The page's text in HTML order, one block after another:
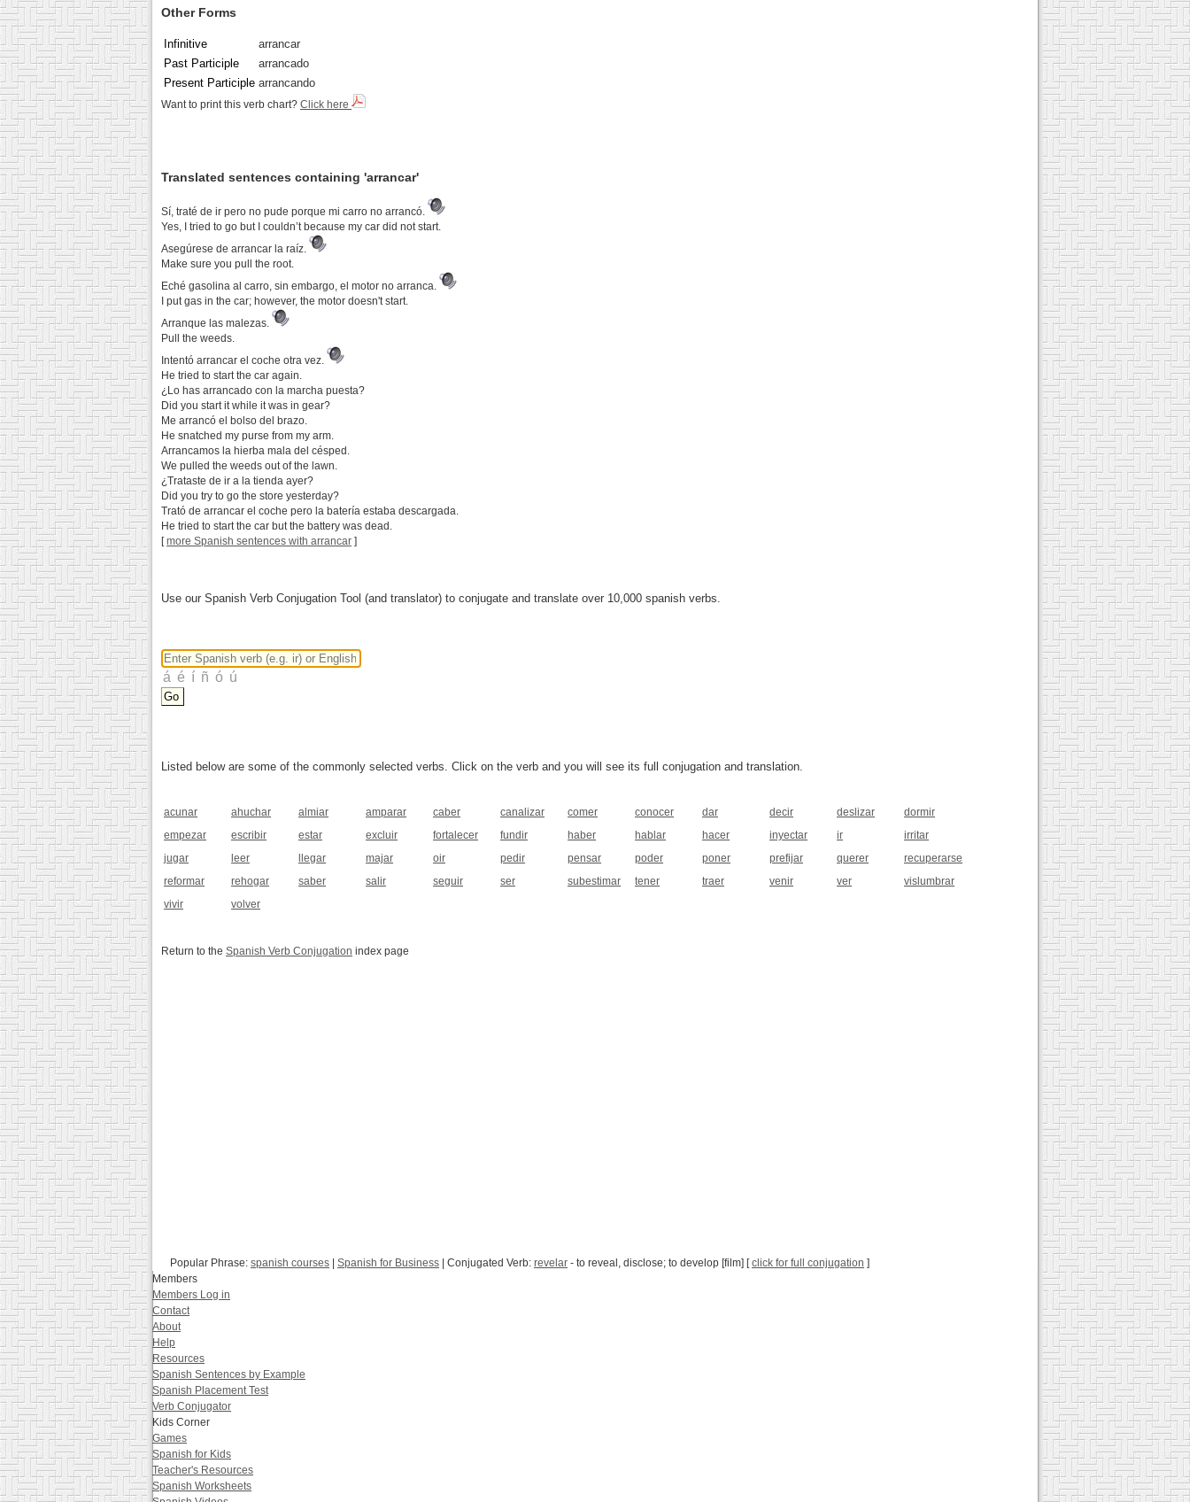
Other Forms
Infinitive
arrancar
Past Participle
arrancado
Present Participle arrancando
Want to print this verb chart? Click here
Translated sentences containing 'arrancar'
Sí, traté de ir pero no pude porque mi carro no arrancó.
Yes, I tried to go but I couldn’t because my car did not start.
Asegúrese de arrancar la raíz.
Make sure you pull the root.
Eché gasolina al carro, sin embargo, el motor no arranca.
I put gas in the car; however, the motor doesn't start.
Arranque las malezas.
Pull the weeds.
Intentó arrancar el coche otra vez.
He tried to start the car again.
¿Lo has arrancado con la marcha puesta?
Did you start it while it was in gear?
Me arrancó el bolso del brazo.
He snatched my purse from my arm.
Arrancamos la hierba mala del césped.
We pulled the weeds out of the lawn.
¿Trataste de ir a la tienda ayer?
Did you try to go the store yesterday?
Trató de arrancar el coche pero la batería estaba descargada.
He tried to start the car but the battery was dead.
[more Spanish sentences with arrancar ]
Use our Spanish Verb Conjugation Tool (and translator) to conjugate and translate over 10,000 spanish verbs.
Listed below are some of the commonly selected verbs. Click on the verb and you will see its full conjugation and translation.
acunar ahuchar almiar amparar caber canalizar comer conocer dar decir deslizar
dormir
empezar
escribir estar excluir fortalecer fundir haber hablar hacer inyectar ir
irritar
jugar
leer llegar majar oir pedir pensar poder poner prefijar querer
recuperarse
reformar
rehogar saber salir seguir ser subestimar tener traer venir ver
vislumbrar
vivir
volver
Return to the Spanish Verb Conjugation index page
Popular Phrase: spanish courses Spanish for Business | Conjugated Verb: revelar - to reveal, disclose; to develop [film] [click for full conjugation ]
Members
Members Log in
Contact
About
Help
Resources
Spanish Sentences by Example
Spanish Placement Test
Verb Conjugator
Kids Corner
Games
Spanish for Kids
Teacher's Resources
Spanish Worksheets